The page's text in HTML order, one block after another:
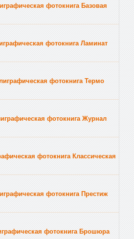
фотокнига Базовая
фотокнига Ламинат
фотокнига Термо
фотокнига Журнал
фотокнига Классическая
фотокнига Престиж
фотокнига Брошюра